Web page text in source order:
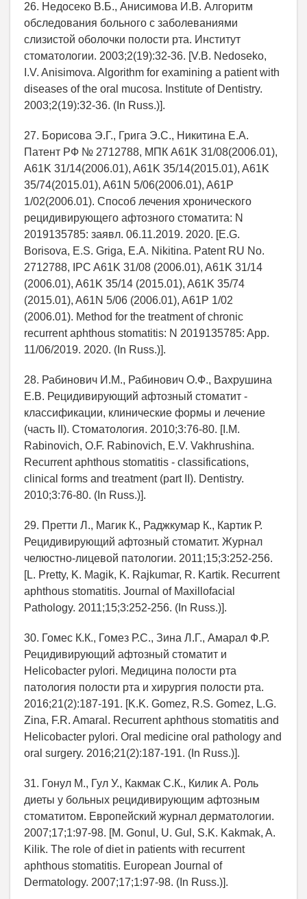
26. Недосеко В.Б., Анисимова И.В. Алгоритм
обследования больного с заболеваниями
слизистой оболочки полости рта. Институт
стоматологии. 2003;2(19):32-36. [V.B. Nedoseko,
I.V. Anisimova. Algorithm for examining a patient with
diseases of the oral mucosa. Institute of Dentistry.
2003;2(19):32-36. (In Russ.)].
27. Борисова Э.Г., Грига Э.С., Никитина Е.А.
Патент РФ № 2712788, МПК A61K 31/08(2006.01),
A61K 31/14(2006.01), A61K 35/14(2015.01), A61K
35/74(2015.01), A61N 5/06(2006.01), A61P
1/02(2006.01). Способ лечения хронического
рецидивирующего афтозного стоматита: N
2019135785: заявл. 06.11.2019. 2020. [E.G.
Borisova, E.S. Griga, E.A. Nikitina. Patent RU No.
2712788, IPC A61K 31/08 (2006.01), A61K 31/14
(2006.01), A61K 35/14 (2015.01), A61K 35/74
(2015.01), A61N 5/06 (2006.01), A61P 1/02
(2006.01). Method for the treatment of chronic
recurrent aphthous stomatitis: N 2019135785: App.
11/06/2019. 2020. (In Russ.)].
28. Рабинович И.М., Рабинович О.Ф., Вахрушина
Е.В. Рецидивирующий афтозный стоматит -
классификации, клинические формы и лечение
(часть II). Стоматология. 2010;3:76-80. [I.M.
Rabinovich, O.F. Rabinovich, E.V. Vakhrushina.
Recurrent aphthous stomatitis - classifications,
clinical forms and treatment (part II). Dentistry.
2010;3:76-80. (In Russ.)].
29. Претти Л., Магик К., Раджкумар К., Картик Р.
Рецидивирующий афтозный стоматит. Журнал
челюстно-лицевой патологии. 2011;15;3:252-256.
[L. Pretty, K. Magik, K. Rajkumar, R. Kartik. Recurrent
aphthous stomatitis. Journal of Maxillofacial
Pathology. 2011;15;3:252-256. (In Russ.)].
30. Гомес К.К., Гомез Р.С., Зина Л.Г., Амарал Ф.Р.
Рецидивирующий афтозный стоматит и
Helicobacter pylori. Медицина полости рта
патология полости рта и хирургия полости рта.
2016;21(2):187-191. [K.K. Gomez, R.S. Gomez, L.G.
Zina, F.R. Amaral. Recurrent aphthous stomatitis and
Helicobacter pylori. Oral medicine oral pathology and
oral surgery. 2016;21(2):187-191. (In Russ.)].
31. Гонул М., Гул У., Какмак С.К., Килик А. Роль
диеты у больных рецидивирующим афтозным
стоматитом. Европейский журнал дерматологии.
2007;17;1:97-98. [M. Gonul, U. Gul, S.K. Kakmak, A.
Kilik. The role of diet in patients with recurrent
aphthous stomatitis. European Journal of
Dermatology. 2007;17;1:97-98. (In Russ.)].